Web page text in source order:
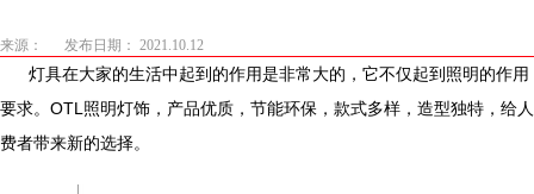
来源： 发布日期： 2021.10.12
灯具在大家的生活中起到的作用是非常大的，它不仅起到照明的作用
要求。OTL照明灯饰，产品优质，节能环保，款式多样，造型独特
费者带来新的选择。